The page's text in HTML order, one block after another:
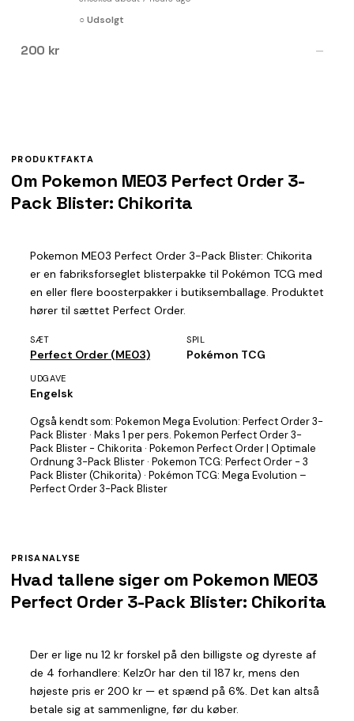
○ Udsolgt
200 kr —
PRODUKTFAKTA
Om Pokemon ME03 Perfect Order 3-
Pack Blister: Chikorita
Pokemon ME03 Perfect Order 3-Pack Blister: Chikorita
er en fabriksforseglet blisterpakke til Pokémon TCG med
en eller flere boosterpakker i butiksemballage. Produktet
hører til sættet Perfect Order.
SÆT
Perfect Order (ME03)
SPIL
Pokémon TCG
UDGAVE
Engelsk
Også kendt som: Pokemon Mega Evolution: Perfect Order 3-
Pack Blister · Maks 1 per pers. Pokemon Perfect Order 3-
Pack Blister - Chikorita · Pokemon Perfect Order | Optimale
Ordnung 3-Pack Blister · Pokemon TCG: Perfect Order - 3
Pack Blister (Chikorita) · Pokémon TCG: Mega Evolution –
Perfect Order 3-Pack Blister
PRISANALYSE
Hvad tallene siger om Pokemon ME03
Perfect Order 3-Pack Blister: Chikorita
Der er lige nu 12 kr forskel på den billigste og dyreste af
de 4 forhandlere: Kelz0r har den til 187 kr, mens den
højeste pris er 200 kr — et spænd på 6%. Det kan altså
betale sig at sammenligne, før du køber.